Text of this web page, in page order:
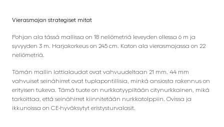
Vierasmajan strategiset mitat
Pohjan ala tässä mallissa on 18 neliömetriä leveyden ollessa 6 m ja
syvyyden 3 m. Harjakorkeus on 245 cm. Katon ala vierasmajassa on 22
neliömetriä.
Tämän mallin lattialaudat ovat vahvuudeltaan 21 mm. 44 mm
vahvuiset seinähirret ovat tuplapontillisia, minkä ansiosta rakennus on
erityisen tukeva. Tämä tuote on nurkkatyypiltään citynurkkainen, mikä
tarkoittaa, että seinähirret kiinnitetään nurkkatolppiin. Ovissa ja
ikkunoissa on CE-hyväksytyt eristysturvalasit.